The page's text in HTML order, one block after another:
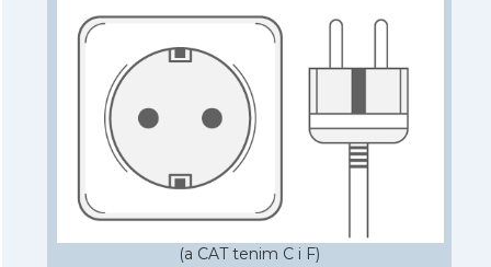
(a CAT tenim C i F)